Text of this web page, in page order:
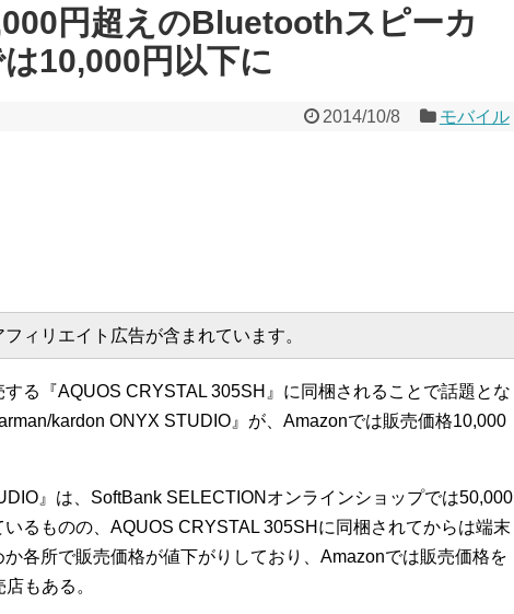
円超えのBluetoothスピーカ
10,000円以下に
2014/10/8 モバイル
ィリエイト広告が含まれています。
る『AQUOS CRYSTAL 305SH』に同梱されることで話題とな
kardon ONYX STUDIO』が、Amazonでは販売価格10,000
』は、SoftBank SELECTIONオンラインショップでは50,000
るものの、AQUOS CRYSTAL 305SHに同梱されてからは端末
各所で販売価格が値下がりしており、Amazonでは販売価格を
もある。